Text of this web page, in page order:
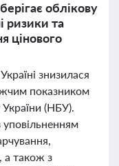
облікову
ризики та
цінового
знизилася
показником
(НБУ).
уповільненням
а також з